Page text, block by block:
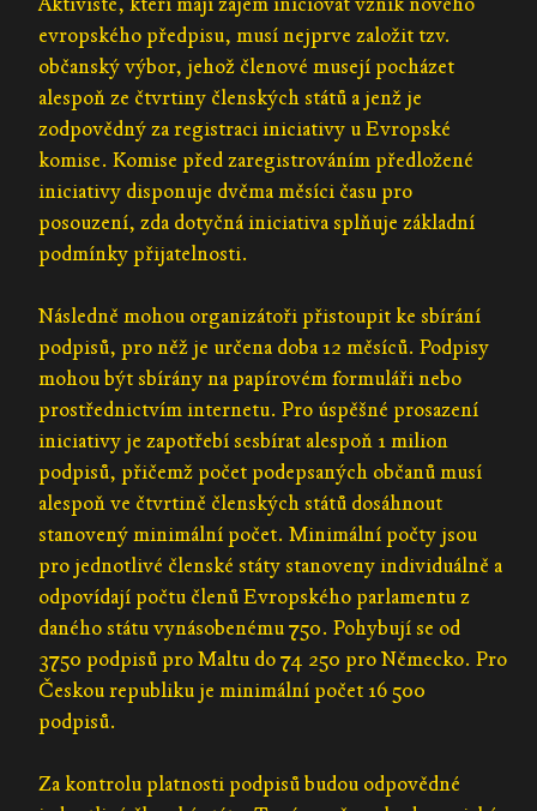
evropského předpisu, musí nejprve založit tzv.
občanský výbor, jehož členové musejí pocházet
alespoň ze čtvrtiny členských států a jenž je
zodpovědný za registraci iniciativy u Evropské
komise. Komise před zaregistrováním předložené
iniciativy disponuje dvěma měsíci času pro
posouzení, zda dotyčná iniciativa splňuje základní
podmínky přijatelnosti.
Následně mohou organizátoři přistoupit ke sbírání
podpisů, pro něž je určena doba 12 měsíců. Podpisy
mohou být sbírány na papírovém formuláři nebo
prostřednictvím internetu. Pro úspěšné prosazení
iniciativy je zapotřebí sesbírat alespoň 1 milion
podpisů, přičemž počet podepsaných občanů musí
alespoň ve čtvrtině členských států dosáhnout
stanovený minimální počet. Minimální počty jsou
pro jednotlivé členské státy stanoveny individuálně a
odpovídají počtu členů Evropského parlamentu z
daného státu vynásobenému 750. Pohybují se od
3750 podpisů pro Maltu do 74 250 pro Německo. Pro
Českou republiku je minimální počet 16 500
podpisů.
Za kontrolu platnosti podpisů budou odpovědné